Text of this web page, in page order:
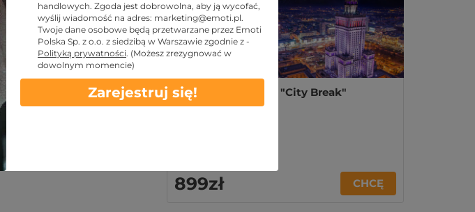
Pakiet Prezentowy "City Break"
899zł CHCĘ
handlowych. Zgoda jest dobrowolna, aby ją wycofać,
wyślij wiadomość na adres: marketing@emoti.pl.
Twoje dane osobowe będą przetwarzane przez Emoti
Polska Sp. z o.o. z siedzibą w Warszawie zgodnie z -
Polityką prywatności. (Możesz zrezygnować w
dowolnym momencie)
Zarejestruj się!